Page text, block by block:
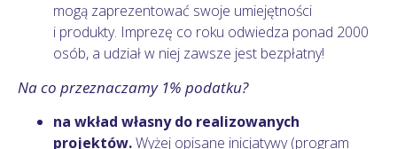
mogą zaprezentować swoje umiejętności
i produkty. Imprezę co roku odwiedza ponad 2000
osób, a udział w niej zawsze jest bezpłatny!
Na co przeznaczamy 1% podatku?
na wkład własny do realizowanych
projektów.Wyżej opisane inicjatywy (program